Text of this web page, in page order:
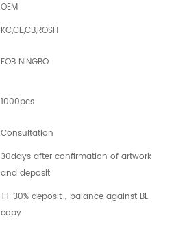
OEM
KC,CE,CB,ROSH
FOB NINGBO
1000pcs
Consultation
30days after confirmation of artwork
and deposit
TT 30% deposit，balance against BL
copy